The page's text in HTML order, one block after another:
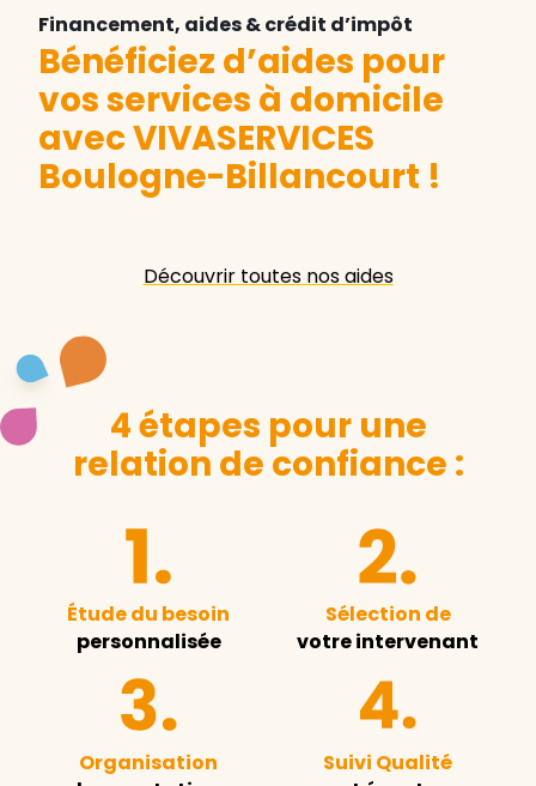
Financement, aides & crédit d’impôt
Bénéficiez d’aides pour
vos services à domicile
avec VIVASERVICES
Boulogne-Billancourt !
Découvrir toutes nos aides
4 étapes pour une
relation de confiance :
Étude du besoin
personnalisée
Sélection de
votre intervenant
Organisation
Suivi Qualité